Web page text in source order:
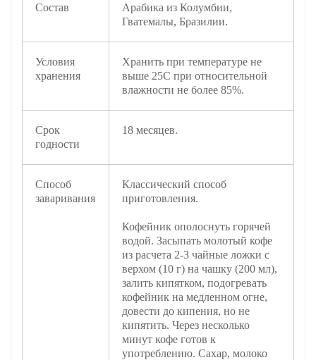
Состав
Арабика из Колумбии,
Гватемалы, Бразилии.
Условия
хранения
Хранить при температуре не
выше 25С при относительной
влажности не более 85%.
Срок
годности
18 месяцев.
Способ
заваривания
Классический способ
приготовления.
Кофейник ополоснуть горячей
водой. Засыпать молотый кофе
из расчета 2-3 чайные ложки с
верхом (10 г) на чашку (200 мл),
залить кипятком, подогревать
кофейник на медленном огне,
довести до кипения, но не
кипятить. Через несколько
минут кофе готов к
употреблению. Сахар, молоко